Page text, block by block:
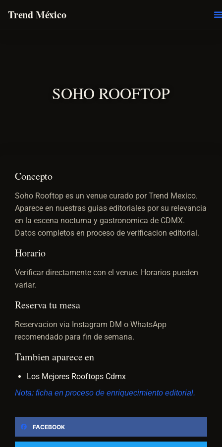
Trend México
SOHO ROOFTOP
Concepto
Soho Rooftop es un venue curado por Trend Mexico.
Aparece en nuestras guias editoriales por su relevancia
en la escena nocturna y gastronomica de CDMX.
Datos completos en proceso de verificacion editorial.
Horario
Verificar directamente con el venue. Horarios pueden
variar.
Reserva tu mesa
Reservacion via Instagram DM o WhatsApp
recomendado para fin de semana.
Tambien aparece en
Los Mejores Rooftops Cdmx
Nota: ficha en proceso de enriquecimiento editorial.
FACEBOOK